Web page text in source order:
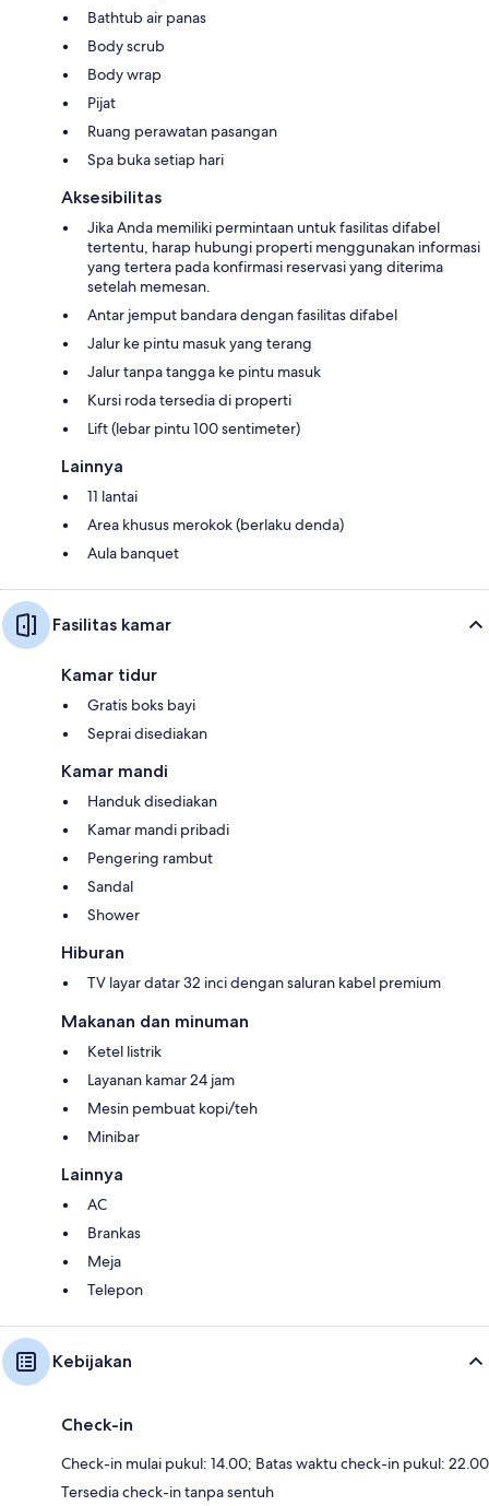
Bathtub air panas
Body scrub
Body wrap
Pijat
Ruang perawatan pasangan
Spa buka setiap hari
Aksesibilitas
Jika Anda memiliki permintaan untuk fasilitas difabel
tertentu, harap hubungi properti menggunakan informasi
yang tertera pada konfirmasi reservasi yang diterima
setelah memesan.
Antar jemput bandara dengan fasilitas difabel
Jalur ke pintu masuk yang terang
Jalur tanpa tangga ke pintu masuk
Kursi roda tersedia di properti
Lift (lebar pintu 100 sentimeter)
Lainnya
11 lantai
Area khusus merokok (berlaku denda)
Aula banquet
Fasilitas kamar
Kamar tidur
Gratis boks bayi
Seprai disediakan
Kamar mandi
Handuk disediakan
Kamar mandi pribadi
Pengering rambut
Sandal
Shower
Hiburan
TV layar datar 32 inci dengan saluran kabel premium
Makanan dan minuman
Ketel listrik
Layanan kamar 24 jam
Mesin pembuat kopi/teh
Minibar
Lainnya
AC
Brankas
Meja
Telepon
Kebijakan
Check-in
Check-in mulai pukul: 14.00; Batas waktu check-in pukul: 22.00
Tersedia check-in tanpa sentuh